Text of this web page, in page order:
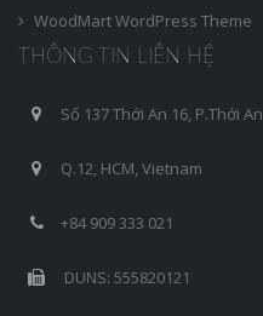
WoodMart WordPress Theme
THÔNG TIN LIÊN HỆ
Số 137 Thới An 16, P.Thới An
Q.12, HCM, Vietnam
+84 909 333 021
DUNS: 555820121